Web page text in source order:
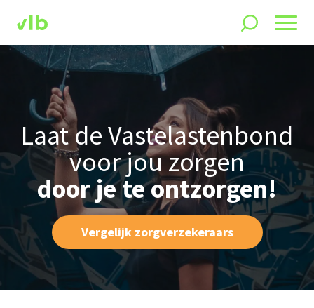
Laat de Vastelastenbond
voor jou zorgen
door je te ontzorgen!
Vergelijk zorgverzekeraars